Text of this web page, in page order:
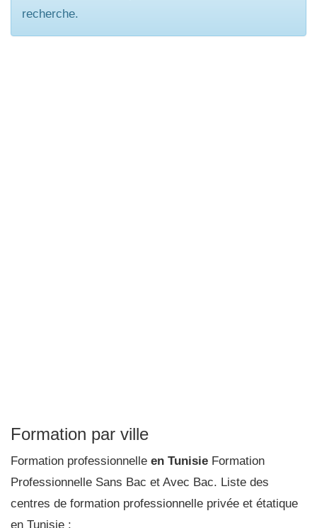
recherche.
Formation par ville
Formation professionnelle en Tunisie Formation
Professionnelle Sans Bac et Avec Bac. Liste des
centres de formation professionnelle privée et étatique
en Tunisie :